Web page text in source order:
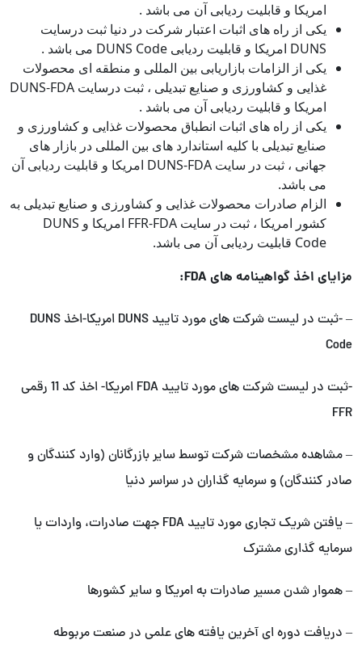
امریکا و قابلیت ردیابی آن می باشد .
یکی از راه های اثبات اعتبار شرکت در دنیا ثبت درسایت
DUNS امریکا و قابلیت ردیابی DUNS Code می باشد .
یکی از الزامات بازاریابی بین المللی و منطقه ای محصولات
غذایی و کشاورزی و صنایع تبدیلی ، ثبت درسایت DUNS-FDA
امریکا و قابلیت ردیابی آن می باشد .
یکی از راه های اثبات انطباق محصولات غذایی و کشاورزی و
صنایع تبدیلی با کلیه استاندارد های بین المللی در بازار های
جهانی ، ثبت در سایت DUNS-FDA امریکا و قابلیت ردیابی آن
می باشد.
الزام صادرات محصولات غذایی و کشاورزی و صنایع تبدیلی به
کشور امریکا ، ثبت در سایت FFR-FDA امریکا و DUNS
Code قابلیت ردیابی آن می باشد.
مزایای اخذ گواهینامه هایFDA
:
– -ثبت در لیست شرکت های مورد تایید DUNS امریکا-اخذ DUNS
Code
-ثبت در لیست شرکت های مورد تایید FDA امریکا- اخذ کد 11 رقمی
FFR
– مشاهده مشخصات شرکت توسط سایر بازرگانان (وارد کنندگان و
صادر کنندگان) و سرمایه گذاران در سراسر دنیا
– یافتن شریک تجاری مورد تایید FDA جهت صادرات، واردات یا
سرمایه گذاری مشترک
– هموار شدن مسیر صادرات به امریکا و سایر کشورها
– دریافت دوره ای آخرین یافته های علمی در صنعت مربوطه